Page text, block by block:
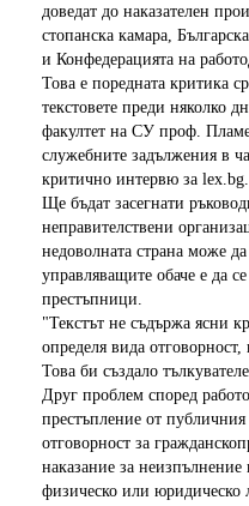
доведат до наказателен
стопанска камара,
и Конфедерацията на
Това е поредната критика
текстовете преди няколко
факултет на СУ проф.
служебните задължения в
критично интервю за lex.bg.
Ще бъдат засегнати
неправителствени
недоволната страна може
управляващите обаче е да
престъпници.
"Текстът не съдържа ясни
определя вида
Това би създало
Друг проблем според
престъпление от публичния
отговорност за
наказание за
физическо или юридическо